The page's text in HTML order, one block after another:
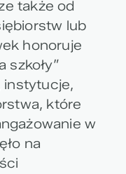
także od
lub
honoruje
szkoły”
instytucje,
które
w
na